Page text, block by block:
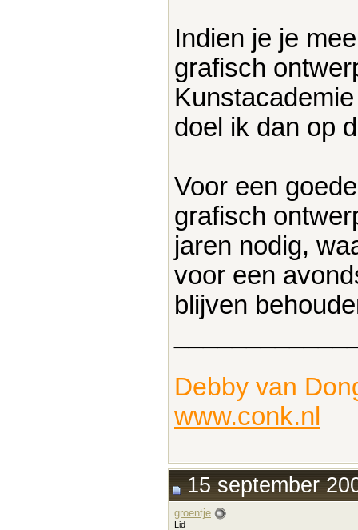
Indien je je
grafisch
doel ik dan op
Voor een
grafisch
jaren nodig,
voor een
blijven
Debby van
www.conk.nl
15 september
groentje
Lid